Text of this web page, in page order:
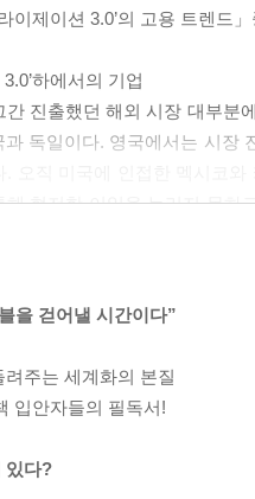
이제이션 3.0’의 고용 트렌드
하에서의 기업
진출했던 해외 시장 대부분
과 독일이다. 영국에서는 시장
해 현저한 이익을 누리지 못하
을 걷어낼 시간이다”
주는 세계화의 본질
입안자들의 필독서!
있다?